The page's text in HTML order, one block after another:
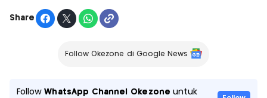
Share
Follow Okezone di Google News
FollowWhatsApp Channel Okezone untuk